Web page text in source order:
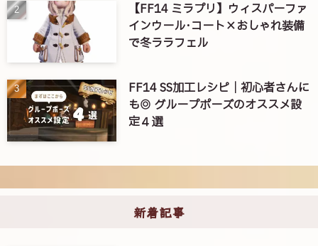
【FF14 ミラプリ】ウィスパーファ
インウール･コート×おしゃれ装備
で冬ララフェル
FF14 SS加工レシピ｜初心者さんに
も◎ グループポーズのオススメ設
定４選
新着記事